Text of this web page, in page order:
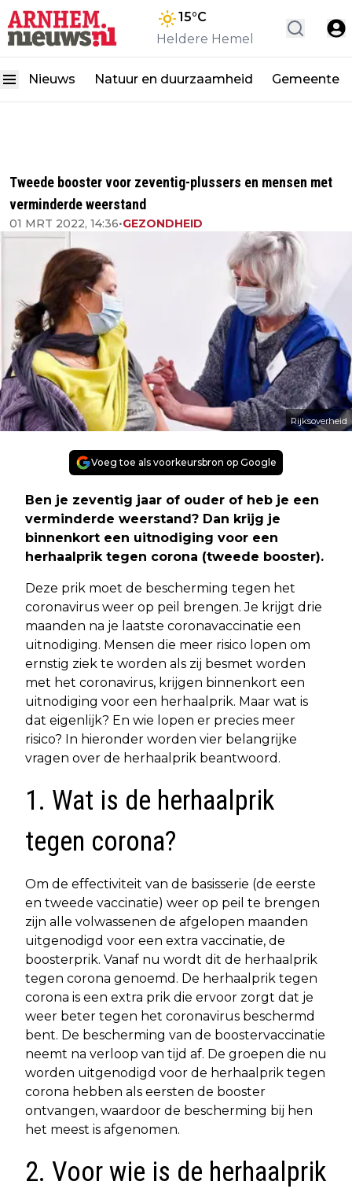
15°C
Heldere Hemel
Nieuws Natuur en duurzaamheid Gemeente
Tweede booster voor zeventig-plussers en mensen met
verminderde weerstand
01 MRT 2022, 14:36•GEZONDHEID
Rijksoverheid
Voeg toe als voorkeursbron op Google
Ben je zeventig jaar of ouder of heb je een
verminderde weerstand? Dan krijg je
binnenkort een uitnodiging voor een
herhaalprik tegen corona (tweede booster).
Deze prik moet de bescherming tegen het
coronavirus weer op peil brengen. Je krijgt drie
maanden na je laatste coronavaccinatie een
uitnodiging. Mensen die meer risico lopen om
ernstig ziek te worden als zij besmet worden
met het coronavirus, krijgen binnenkort een
uitnodiging voor een herhaalprik. Maar wat is
dat eigenlijk? En wie lopen er precies meer
risico? In hieronder worden vier belangrijke
vragen over de herhaalprik beantwoord.
1. Wat is de herhaalprik
tegen corona?
Om de effectiviteit van de basisserie (de eerste
en tweede vaccinatie) weer op peil te brengen
zijn alle volwassenen de afgelopen maanden
uitgenodigd voor een extra vaccinatie, de
boosterprik. Vanaf nu wordt dit de herhaalprik
tegen corona genoemd. De herhaalprik tegen
corona is een extra prik die ervoor zorgt dat je
weer beter tegen het coronavirus beschermd
bent. De bescherming van de boostervaccinatie
neemt na verloop van tijd af. De groepen die nu
worden uitgenodigd voor de herhaalprik tegen
corona hebben als eersten de booster
ontvangen, waardoor de bescherming bij hen
het meest is afgenomen.
2. Voor wie is de herhaalprik